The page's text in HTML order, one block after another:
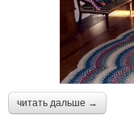
читать дальше →